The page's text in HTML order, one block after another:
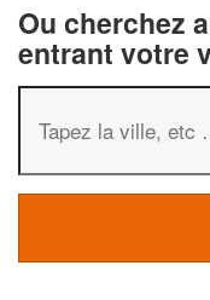
Ou cherchez
entrant votre